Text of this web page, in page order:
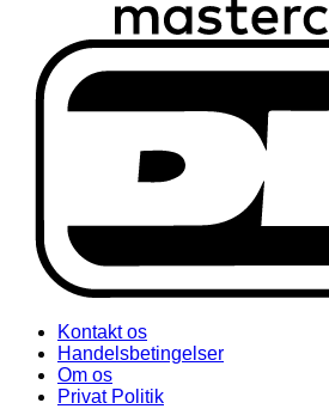
Kontakt os
Handelsbetingelser
Om os
Privat Politik